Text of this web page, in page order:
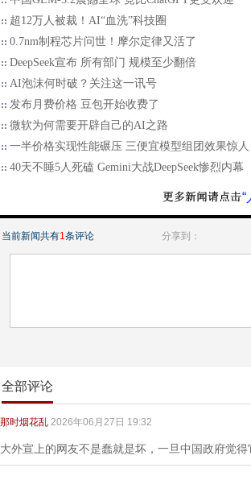
超12万人被裁！AI“血洗”科技圈
0.7nm制程芯片问世！摩尔定律又活了
DeepSeek宣布 所有部门 规模至少翻倍
AI泡沫何时破？关注这一讯号
发布月费价格 豆包开始收费了
微软为何需要开辟自己的AI之路
一半价格实现性能碾压 三便宜模型组团效果惊人
40天不睡5人死磕 Gemini大战DeepSeek惨烈内幕
“
当前新闻共有1条评论 分享到：
全部评论
那时烟花乱 2026年06月27日 19:32
大外宣上的网友不是蠢就是坏，一旦中国政府觉